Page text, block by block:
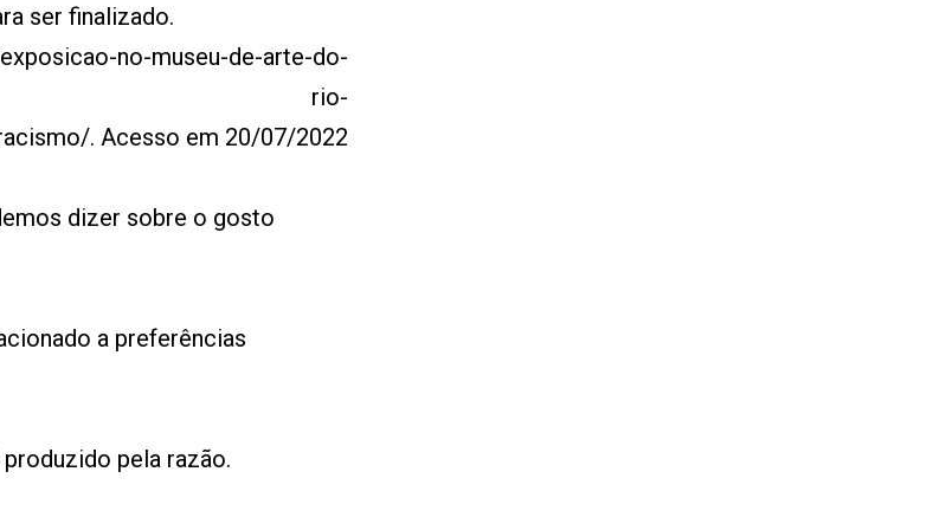
ser finalizado.
no-museu-de-arte-do-
rio-
. Acesso em 20/07/2022
dizer sobre o gosto
a preferências
pela razão.